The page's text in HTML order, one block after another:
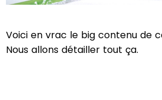
Voici en vrac le big contenu de
Nous allons détailler tout ça.